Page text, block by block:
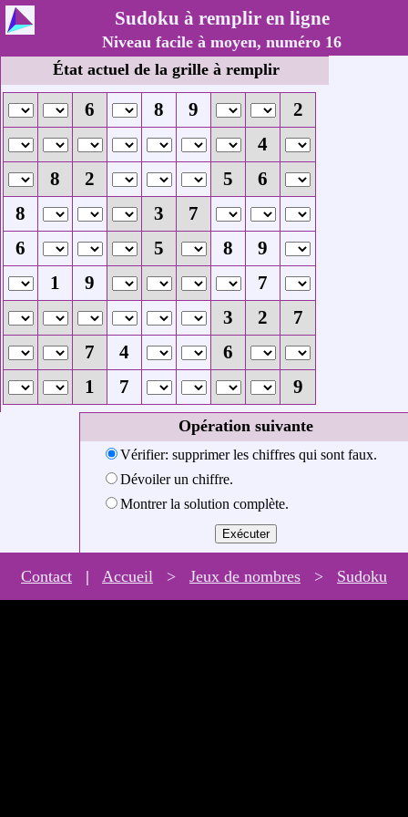
Sudoku à remplir en ligne
Niveau facile à moyen, numéro 16
État actuel de la grille à remplir
6 8 9
2
4
8
2 5
6
8
3
7
6
5 8
9
1
9
7
3
2
7
7
4
6
1
7 9
Opération suivante
Vérifier: supprimer les chiffres qui sont faux.
Dévoiler un chiffre.
Montrer la solution complète.
Contact | Accueil > Jeux de nombres > Sudoku